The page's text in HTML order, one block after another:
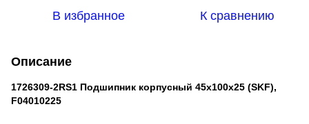
В избранное К сравнению
Описание
1726309-2RS1 Подшипник корпусный 45х100х25 (SKF),
F04010225